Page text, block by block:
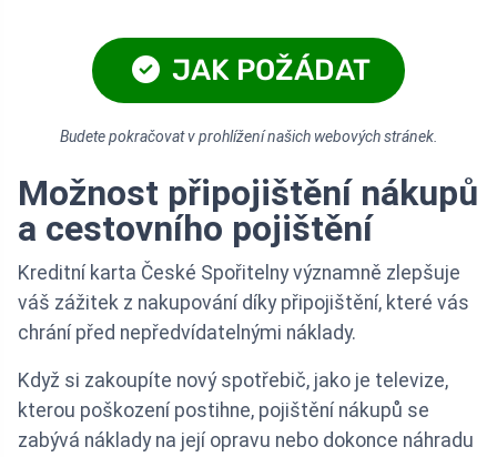
JAK POŽÁDAT
Budete pokračovat v prohlížení našich webových stránek.
Možnost připojištění nákupů
a cestovního pojištění
Kreditní karta České Spořitelny významně zlepšuje
váš zážitek z nakupování díky připojištění, které vás
chrání před nepředvídatelnými náklady.
Když si zakoupíte nový spotřebič, jako je televize,
kterou poškození postihne, pojištění nákupů se
zabývá náklady na její opravu nebo dokonce náhradu